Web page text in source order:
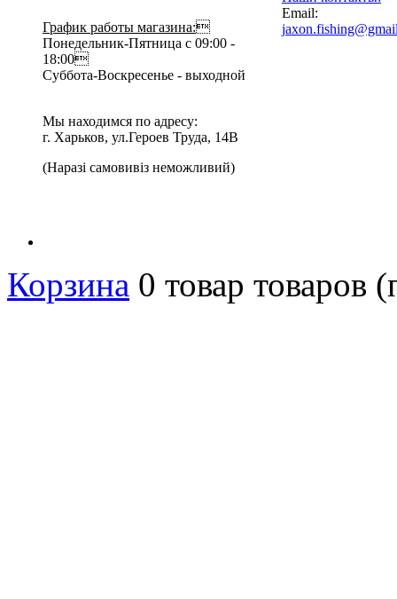
График работы магазина:
Понедельник-Пятница с 09:00 -
18:00
Суббота-Воскресенье - выходной
Мы находимся по адресу:
г. Харьков, ул.Героев Труда, 14В
(Наразі самовивіз неможливий)
Email:
Корзина 0 товар товаров